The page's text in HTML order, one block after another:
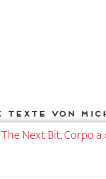
Texte von
The Next Bit. Corpo